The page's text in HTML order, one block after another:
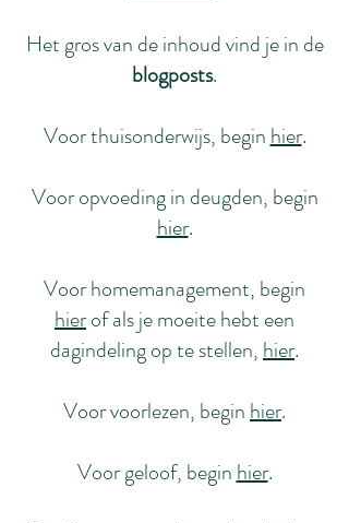
Het gros van de inhoud vind je in de
blogposts.
Voor thuisonderwijs, beginhier.
Voor opvoeding in deugden, begin
hier.
Voor homemanagement, begin
hierof als je moeite hebt een
dagindeling op te stellen,hier.
Voor voorlezen, beginhier.
Voor geloof, beginhier.